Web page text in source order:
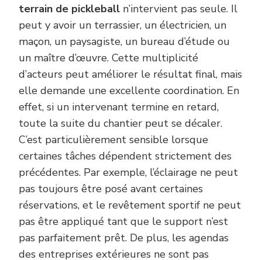
terrain de pickleball n’intervient pas seule. Il
peut y avoir un terrassier, un électricien, un
maçon, un paysagiste, un bureau d’étude ou
un maître d’œuvre. Cette multiplicité
d’acteurs peut améliorer le résultat final, mais
elle demande une excellente coordination. En
effet, si un intervenant termine en retard,
toute la suite du chantier peut se décaler.
C’est particulièrement sensible lorsque
certaines tâches dépendent strictement des
précédentes. Par exemple, l’éclairage ne peut
pas toujours être posé avant certaines
réservations, et le revêtement sportif ne peut
pas être appliqué tant que le support n’est
pas parfaitement prêt. De plus, les agendas
des entreprises extérieures ne sont pas